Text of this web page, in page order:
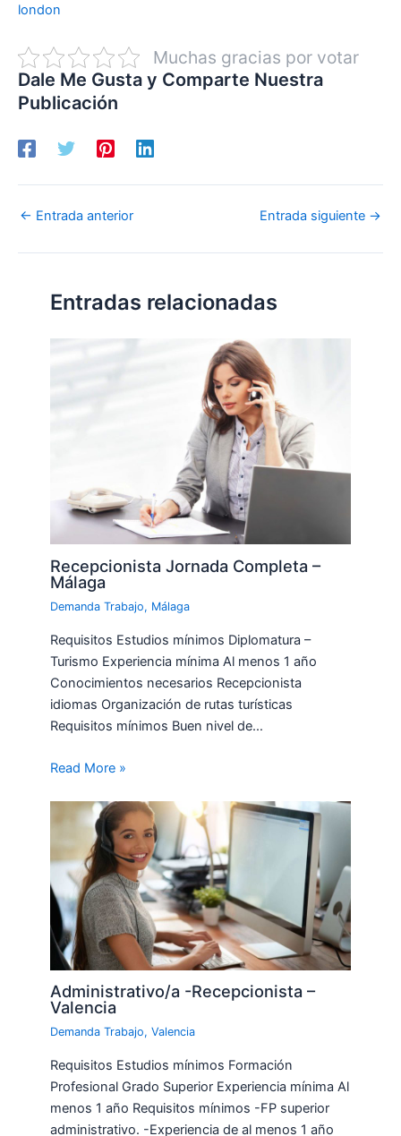
london
Muchas gracias por votar
Dale Me Gusta y Comparte Nuestra
Publicación
← Entrada anterior Entrada siguiente →
Entradas relacionadas
Recepcionista Jornada Completa –
Málaga
Demanda Trabajo, Málaga
Requisitos Estudios mínimos Diplomatura –
Turismo Experiencia mínima Al menos 1 año
Conocimientos necesarios Recepcionista
idiomas Organización de rutas turísticas
Requisitos mínimos Buen nivel de…
Read More »
Administrativo/a -Recepcionista –
Valencia
Demanda Trabajo,Valencia
Requisitos Estudios mínimos Formación
Profesional Grado Superior Experiencia mínima Al
menos 1 año Requisitos mínimos -FP superior
administrativo. -Experiencia de al menos 1 año